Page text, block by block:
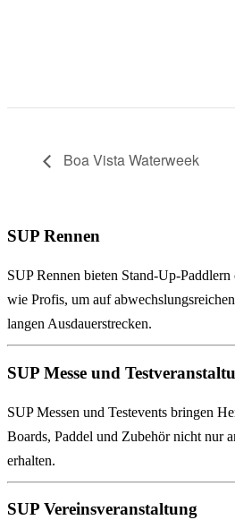
Boa Vista Waterweek
SUP Rennen
SUP Rennen bieten Stand-Up-
wie Profis, um auf
langen Ausdauerstrecken.
SUP Messe und
SUP Messen und Testevents bringen
Boards, Paddel und Zubehör nicht nur
erhalten.
SUP Vereinsveranstaltung